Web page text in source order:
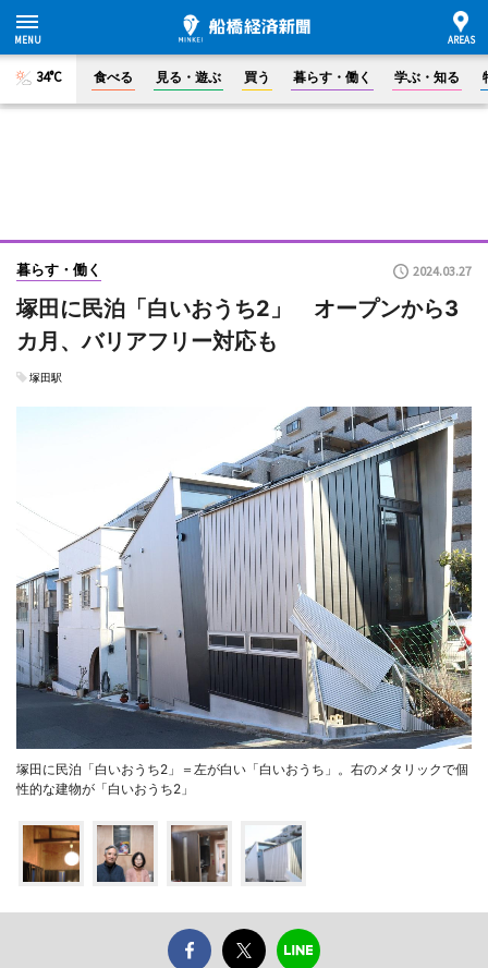
34°C 食べる 見る・遊ぶ 買う 暮らす・働く 学ぶ・知る
暮らす・働く 2024.03.27
塚田に民泊「白いおうち2」 オープンから3
カ月、バリアフリー対応も
塚田駅
塚田に民泊「白いおうち2」＝左が白い「白いおうち」。右のメタリックで個
性的な建物が「白いおうち2」